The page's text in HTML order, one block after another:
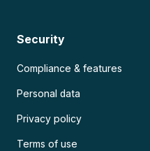
Security
Compliance & features
Personal data
Privacy policy
Terms of use